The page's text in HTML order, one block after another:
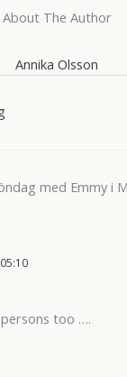
About The Author
Annika Olsson
med Emmy i
too ….